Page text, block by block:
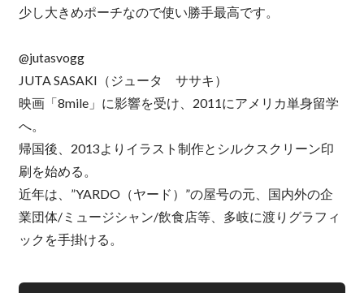
少し大きめポーチなので使い勝手最高です。
@jutasvogg
JUTA SASAKI（ジュータ ササキ）
映画「8mile」に影響を受け、2011にアメリカ単身留学
へ。
帰国後、2013よりイラスト制作とシルクスクリーン印
刷を始める。
近年は、”YARDO（ヤード）”の屋号の元、国内外の企
業団体/ミュージシャン/飲食店等、多岐に渡りグラフィ
ックを手掛ける。